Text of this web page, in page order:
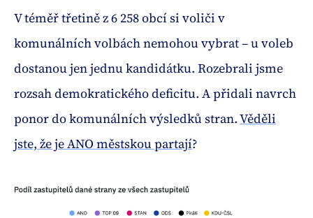
V téměř třetině z 6 258 obcí si voliči v
komunálních volbách nemohou vybrat – u voleb
dostanou jen jednu kandidátku. Rozebrali jsme
rozsah demokratického deficitu. A přidali navrch
ponor do komunálních výsledků stran.Věděli
jste, že je ANO městskou partají?